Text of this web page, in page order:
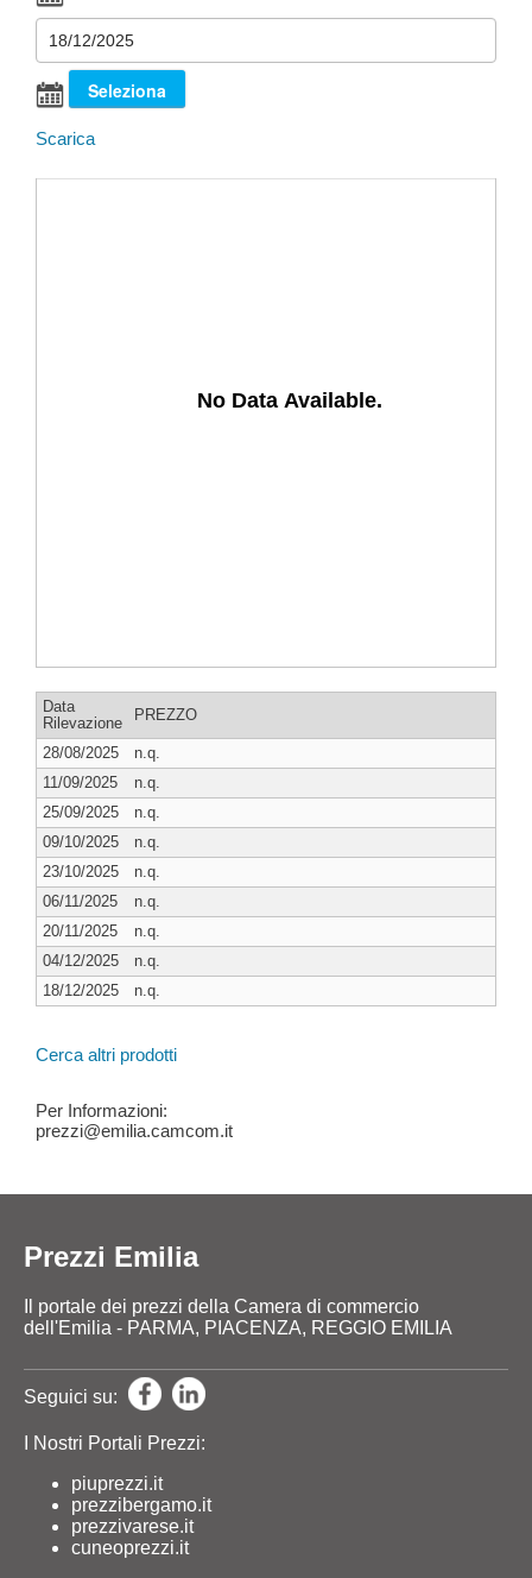
Scarica
No Data Available.
Data
Rilevazione
PREZZO
28/08/2025
n.q.
11/09/2025
n.q.
25/09/2025
n.q.
09/10/2025
n.q.
23/10/2025
n.q.
06/11/2025
n.q.
20/11/2025
n.q.
04/12/2025
n.q.
18/12/2025
n.q.
Cerca altri prodotti
Per Informazioni:
prezzi@emilia.camcom.it
Prezzi Emilia
Il portale dei prezzi della Camera di commercio
dell'Emilia - PARMA, PIACENZA, REGGIO EMILIA
Seguici su:
I Nostri Portali Prezzi:
piuprezzi.it
prezzibergamo.it
prezzivarese.it
cuneoprezzi.it